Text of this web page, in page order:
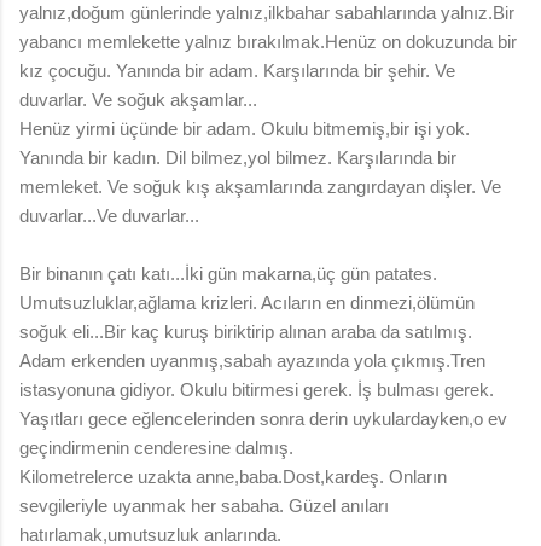
yalnız,doğum günlerinde yalnız,ilkbahar sabahlarında yalnız.Bir
yabancı memlekette yalnız bırakılmak.Henüz on dokuzunda bir
kız çocuğu. Yanında bir adam. Karşılarında bir şehir. Ve
duvarlar. Ve soğuk akşamlar...
Henüz yirmi üçünde bir adam. Okulu bitmemiş,bir işi yok.
Yanında bir kadın. Dil bilmez,yol bilmez. Karşılarında bir
memleket. Ve soğuk kış akşamlarında zangırdayan dişler. Ve
duvarlar...Ve duvarlar...
Bir binanın çatı katı...İki gün makarna,üç gün patates.
Umutsuzluklar,ağlama krizleri. Acıların en dinmezi,ölümün
soğuk eli...Bir kaç kuruş biriktirip alınan araba da satılmış.
Adam erkenden uyanmış,sabah ayazında yola çıkmış.Tren
istasyonuna gidiyor. Okulu bitirmesi gerek. İş bulması gerek.
Yaşıtları gece eğlencelerinden sonra derin uykulardayken,o ev
geçindirmenin cenderesine dalmış.
Kilometrelerce uzakta anne,baba.Dost,kardeş. Onların
sevgileriyle uyanmak her sabaha. Güzel anıları
hatırlamak,umutsuzluk anlarında.